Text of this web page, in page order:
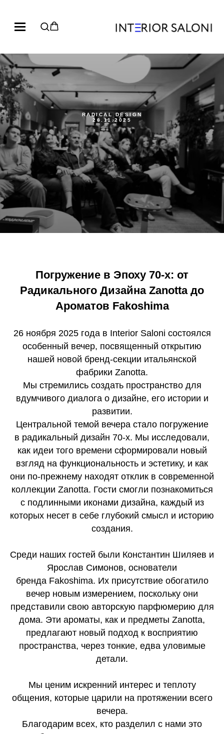
RADICAL DESIGN
26.11.2025
Погружение в Эпоху 70-х: от
Радикального Дизайна Zanotta до
Ароматов Fakoshima
26 ноября 2025 года в Interior Saloni состоялся
особенный вечер, посвященный открытию
нашей новой бренд-секции итальянской
фабрики Zanotta.
Мы стремились создать пространство для
вдумчивого диалога о дизайне, его истории и
развитии.
Центральной темой вечера стало погружение
в радикальный дизайн 70-х. Мы исследовали,
как идеи того времени сформировали новый
взгляд на функциональность и эстетику, и как
они по-прежнему находят отклик в современной
коллекции Zanotta. Гости смогли познакомиться
с подлинными иконами дизайна, каждый из
которых несет в себе глубокий смысл и историю
создания.
Среди наших гостей были Константин Шиляев и
Ярослав Симонов, основатели
бренда Fakoshima. Их присутствие обогатило
вечер новым измерением, поскольку они
представили свою авторскую парфюмерию для
дома. Эти ароматы, как и предметы Zanotta,
предлагают новый подход к восприятию
пространства, через тонкие, едва уловимые
детали.
Мы ценим искренний интерес и теплоту
общения, которые царили на протяжении всего
вечера.
Благодарим всех, кто разделил с нами это